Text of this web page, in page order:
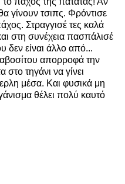
γίνουν τσιπς. Φρόντισε
Στραγγισέ τες καλά
στη συνέχεια πασπάλισέ
δεν είναι άλλο από...
απορροφά την
στο τηγάνι να γίνει
μέσα. Και φυσικά μη
θέλει πολύ καυτό